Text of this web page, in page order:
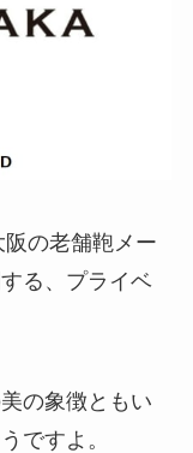
の老舗鞄メー
る、プライベ
の象徴ともい
ですよ。